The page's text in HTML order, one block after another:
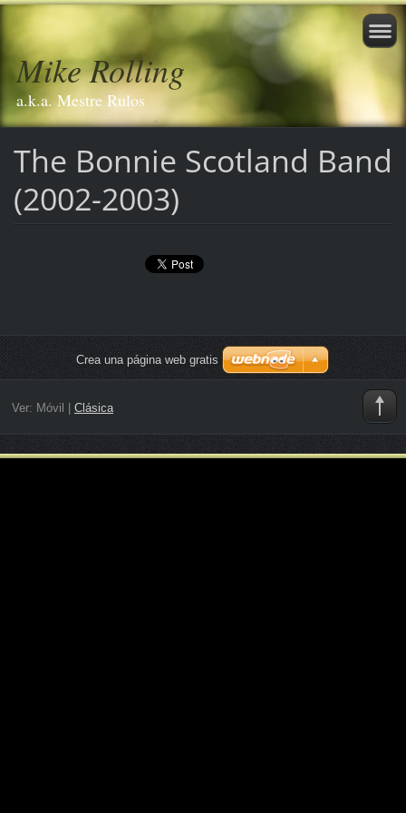
Mike Rolling
a.k.a. Mestre Rulos
The Bonnie Scotland Band
(2002-2003)
Crea una página web gratis
Ver: Móvil | Clásica